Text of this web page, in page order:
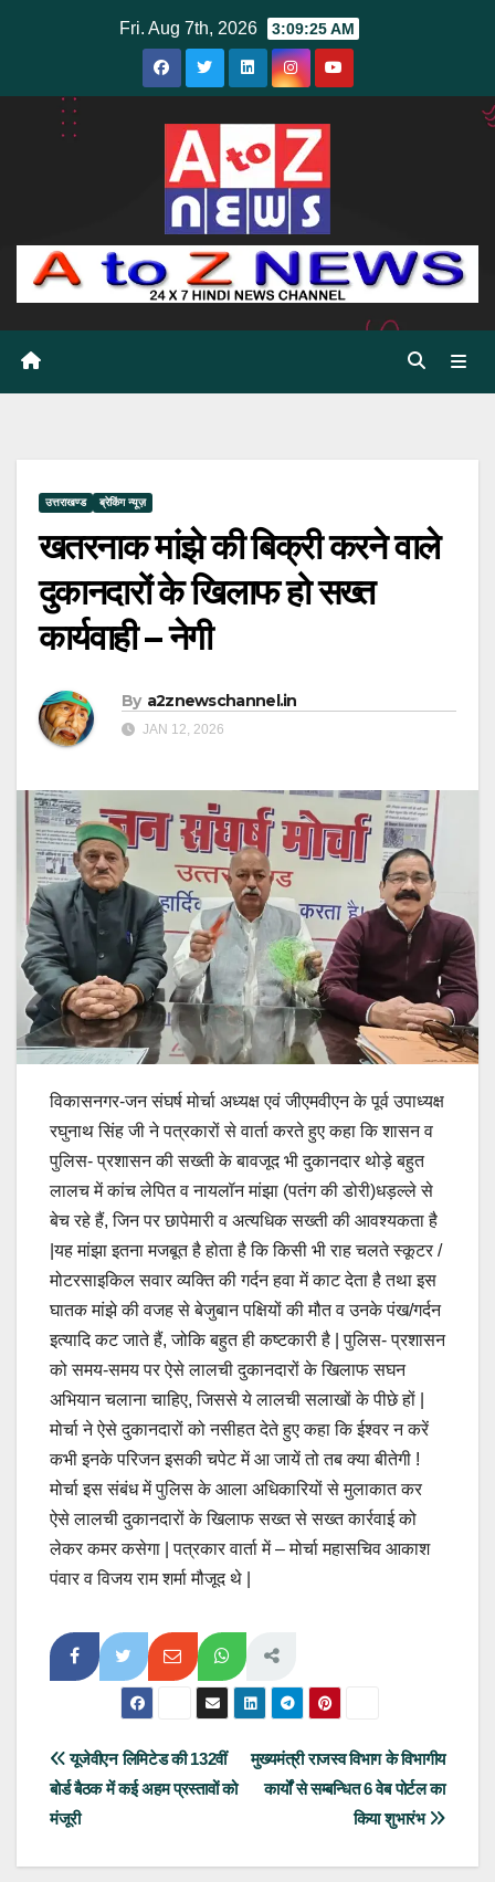
Fri. Aug 7th, 2026 3:09:26 AM
उत्तराखण्ड ब्रेकिंग न्यूज़
खतरनाक मांझे की बिक्री करने वाले
दुकानदारों के खिलाफ हो सख्त
कार्यवाही – नेगी
By a2znewschannel.in
JAN 12, 2026
विकासनगर-जन संघर्ष मोर्चा अध्यक्ष एवं जीएमवीएन के पूर्व उपाध्यक्ष
रघुनाथ सिंह जी ने पत्रकारों से वार्ता करते हुए कहा कि शासन व
पुलिस- प्रशासन की सख्ती के बावजूद भी दुकानदार थोड़े बहुत
लालच में कांच लेपित व नायलॉन मांझा (पतंग की डोरी)धड़ल्ले से
बेच रहे हैं, जिन पर छापेमारी व अत्यधिक सख्ती की आवश्यकता है
|यह मांझा इतना मजबूत है होता है कि किसी भी राह चलते स्कूटर /
मोटरसाइकिल सवार व्यक्ति की गर्दन हवा में काट देता है तथा इस
घातक मांझे की वजह से बेजुबान पक्षियों की मौत व उनके पंख/गर्दन
इत्यादि कट जाते हैं, जोकि बहुत ही कष्टकारी है | पुलिस- प्रशासन
को समय-समय पर ऐसे लालची दुकानदारों के खिलाफ सघन
अभियान चलाना चाहिए, जिससे ये लालची सलाखों के पीछे हों |
मोर्चा ने ऐसे दुकानदारों को नसीहत देते हुए कहा कि ईश्वर न करें
कभी इनके परिजन इसकी चपेट में आ जायें तो तब क्या बीतेगी !
मोर्चा इस संबंध में पुलिस के आला अधिकारियों से मुलाकात कर
ऐसे लालची दुकानदारों के खिलाफ सख्त से सख्त कार्रवाई को
लेकर कमर कसेगा | पत्रकार वार्ता में – मोर्चा महासचिव आकाश
पंवार व विजय राम शर्मा मौजूद थे |
Post
navigation
मुख्यमंत्री राजस्व विभाग के विभागीय
कार्यों से सम्बन्धित 6 वेब पोर्टल का
किया शुभारंभ
यूजेवीएन लिमिटेड की 132वीं
बोर्ड बैठक में कई अहम प्रस्तावों को
मंजूरी